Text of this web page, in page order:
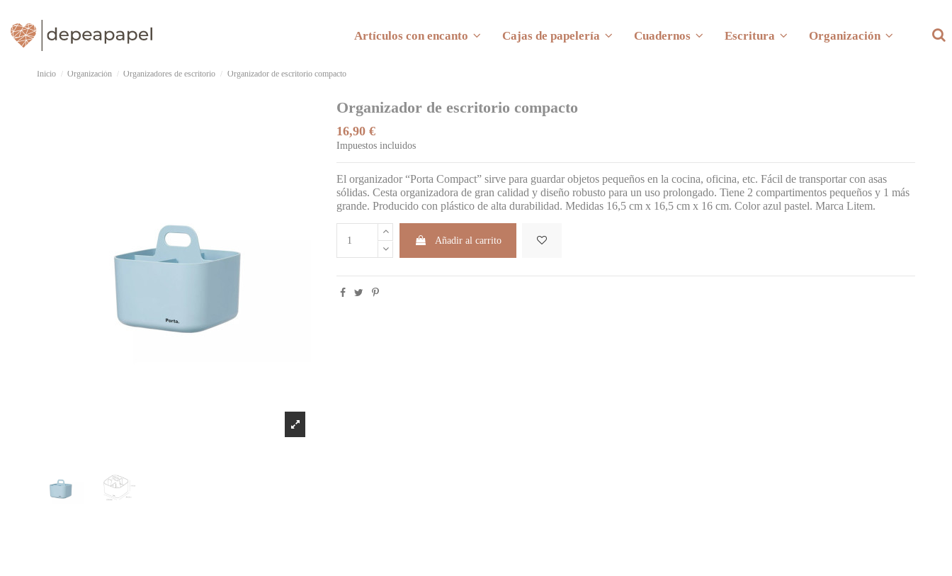
Artículos con encanto Cajas de papelería Cuadernos Escritura Organización
Inicio Organización Organizadores de escritorio Organizador de escritorio compacto
Organizador de escritorio compacto
16,90 €
Impuestos incluidos
El organizador “Porta Compact” sirve para guardar objetos pequeños en la cocina, oficina, etc. Fácil de transportar con asas
sólidas. Cesta organizadora de gran calidad y diseño robusto para un uso prolongado. Tiene 2 compartimentos pequeños y 1 más
grande. Producido con plástico de alta durabilidad. Medidas 16,5 cm x 16,5 cm x 16 cm. Color azul pastel. Marca Litem.
Añadir al carrito